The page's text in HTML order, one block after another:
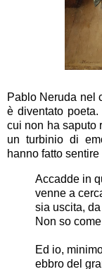
Pablo Neruda nel
è diventato
cui non ha saputo
un turbinio di
hanno fatto
Accadde in
venne a
sia uscita,
Non so
Ed io,
ebbro del